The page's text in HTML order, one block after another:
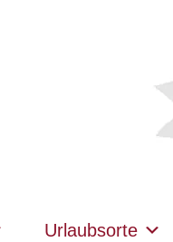
Urlaubsorte